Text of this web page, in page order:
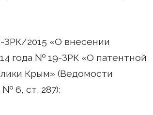
ЗРК/2015 «О внесении
года № 19-ЗРК «О патентной
Крым» (Ведомости
6, ст. 287);